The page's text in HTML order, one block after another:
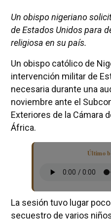
Un obispo nigeriano
de Estados Unidos para
religiosa en su país.
Un obispo católico de
intervención militar de
necesaria durante una
noviembre ante el
Exteriores de la Cámara
África.
Último
La sesión tuvo lugar
secuestro de varios